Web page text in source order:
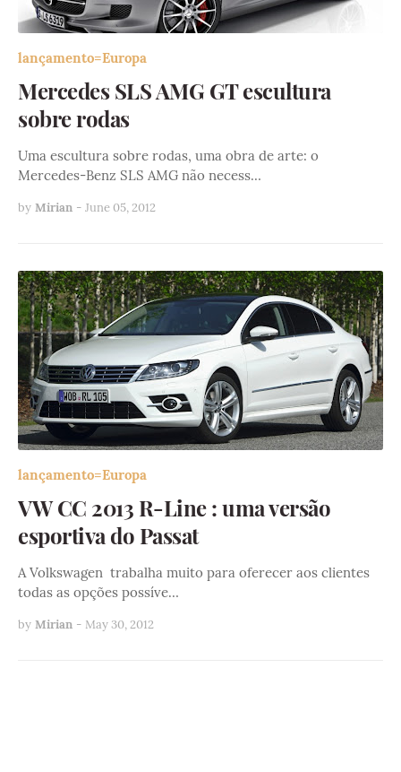
lançamento=Europa
Mercedes SLS AMG GT escultura
sobre rodas
Uma escultura sobre rodas, uma obra de arte: o
Mercedes-Benz SLS AMG não necess…
by Mirian - June 05, 2012
lançamento=Europa
VW CC 2013 R-Line : uma versão
esportiva do Passat
A Volkswagen trabalha muito para oferecer aos clientes
todas as opções possíve…
by Mirian - May 30, 2012